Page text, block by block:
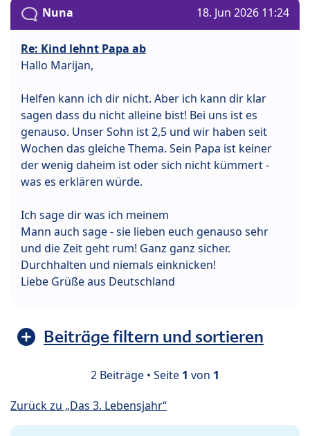
Nuna 18. Jun 2026 11:24
Re: Kind lehnt Papa ab
Hallo Marijan,
Helfen kann ich dir nicht. Aber ich kann dir klar
sagen dass du nicht alleine bist! Bei uns ist es
genauso. Unser Sohn ist 2,5 und wir haben seit
Wochen das gleiche Thema. Sein Papa ist keiner
der wenig daheim ist oder sich nicht kümmert -
was es erklären würde.
Ich sage dir was ich meinem
Mann auch sage - sie lieben euch genauso sehr
und die Zeit geht rum! Ganz ganz sicher.
Durchhalten und niemals einknicken!
Liebe Grüße aus Deutschland
Beiträge filtern und sortieren
2 Beiträge • Seite 1 von 1
Zurück zu „Das 3. Lebensjahr“